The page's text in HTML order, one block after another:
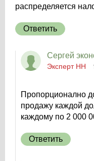
распределяется
Ответить
Сергей
Эксперт НН
Пропорционално
продажу каждой
каждому по 2 000
Ответить